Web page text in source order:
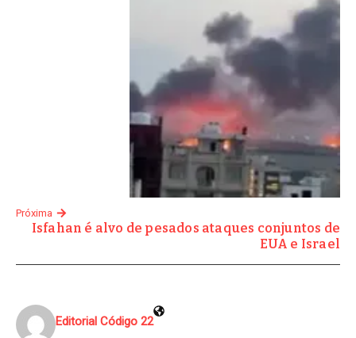
Próxima
Isfahan é alvo de pesados ataques conjuntos de
EUA e Israel
Editorial Código 22